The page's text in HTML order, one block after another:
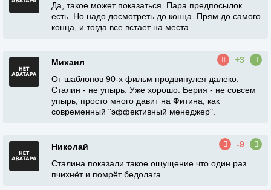
Да, такое может показаться. Пара предпосылок
есть. Но надо досмотреть до конца. Прям до самого
конца, и тогда все встает на места.
Михаил
+3
От шаблонов 90-х фильм продвинулся далеко.
Сталин - не упырь. Уже хорошо. Берия - не совсем
упырь, просто много давит на Фитина, как
современный "эффективный менеджер".
Николай
-9
Сталина показали такое ощущение что один раз
пчихнёт и помрёт бедолага .